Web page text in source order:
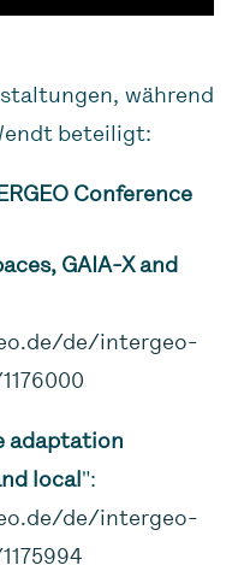
während
beteiligt:
Conference
GAIA-X and
de/intergeo-
adaptation
local":
de/intergeo-